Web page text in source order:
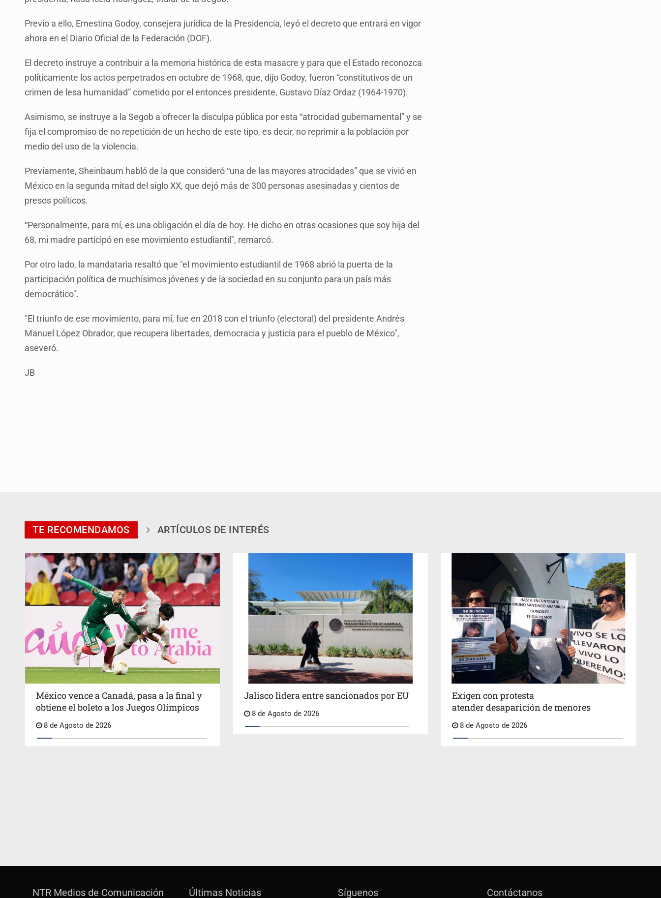
Previo a ello, Ernestina Godoy, consejera jurídica de la Presidencia, leyó el decreto que entrará en vigor
ahora en el Diario Oficial de la Federación (DOF).
El decreto instruye a contribuir a la memoria histórica de esta masacre y para que el Estado reconozca
políticamente los actos perpetrados en octubre de 1968, que, dijo Godoy, fueron “constitutivos de un
crimen de lesa humanidad” cometido por el entonces presidente, Gustavo Díaz Ordaz (1964-1970).
Asimismo, se instruye a la Segob a ofrecer la disculpa pública por esta “atrocidad gubernamental” y se
fija el compromiso de no repetición de un hecho de este tipo, es decir, no reprimir a la población por
medio del uso de la violencia.
Previamente, Sheinbaum habló de la que consideró “una de las mayores atrocidades” que se vivió en
México en la segunda mitad del siglo XX, que dejó más de 300 personas asesinadas y cientos de
presos políticos.
“Personalmente, para mí, es una obligación el día de hoy. He dicho en otras ocasiones que soy hija del
68, mi madre participó en ese movimiento estudiantil", remarcó.
Por otro lado, la mandataria resaltó que "el movimiento estudiantil de 1968 abrió la puerta de la
participación política de muchísimos jóvenes y de la sociedad en su conjunto para un país más
democrático".
"El triunfo de ese movimiento, para mí, fue en 2018 con el triunfo (electoral) del presidente Andrés
Manuel López Obrador, que recupera libertades, democracia y justicia para el pueblo de México",
aseveró.
JB
TE RECOMENDAMOS ARTÍCULOS DE INTERÉS
México vence a Canadá, pasa a la final y
obtiene el boleto a los Juegos Olímpicos
8 de Agosto de 2026
Jalisco lidera entre sancionados por EU
8 de Agosto de 2026
Exigen con protesta
atender desaparición de menores
8 de Agosto de 2026
NTR Medios de Comunicación Últimas Noticias Síguenos Contáctanos